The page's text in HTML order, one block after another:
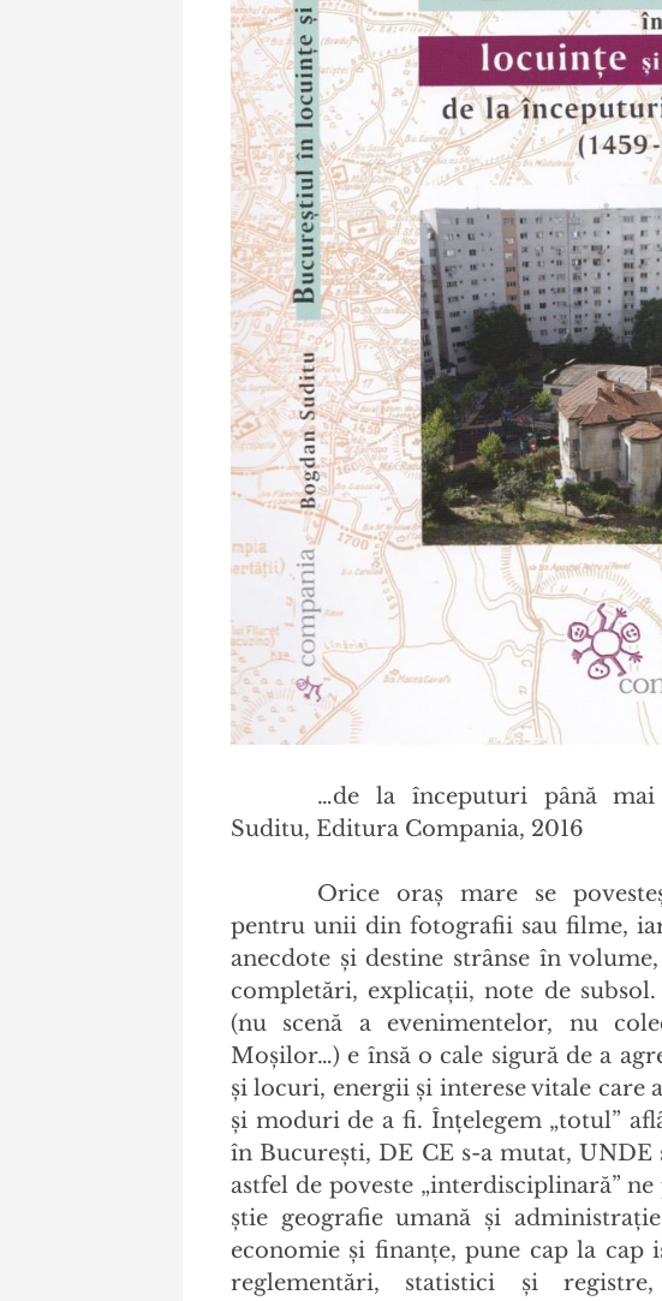
…de la începuturi până mai
Suditu, Editura Compania, 2016
Orice oraş mare se
pentru unii din fotografii sau filme,
anecdote şi destine strânse în
completări, explicaţii, note de
(nu scenă a evenimentelor, nu
Moşilor…) e însă o cale sigură de a
şi locuri, energii şi interese vitale
şi moduri de a fi. Înţelegem „totul”
în Bucureşti, DE CE s-a mutat,
astfel de poveste „interdisciplinară”
ştie geografie umană şi
economie şi finanţe, pune cap la cap
reglementări, statistici şi